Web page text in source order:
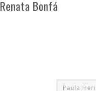
Renata Bonfá
Paula